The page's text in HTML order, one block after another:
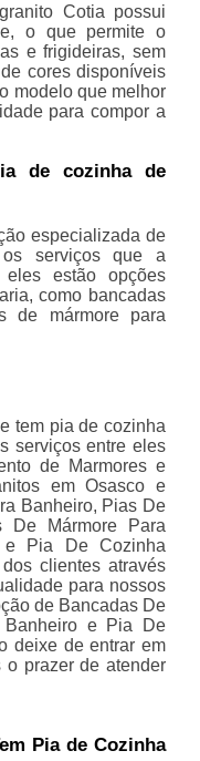
Cotia possui
o que permite o
e frigideiras, sem
cores disponíveis
modelo que melhor
para compor a
de cozinha de
especializada de
os serviços que a
eles estão opções
como bancadas
de mármore para
tem pia de cozinha
serviços entre eles
de Marmores e
em Osasco e
Banheiro, Pias De
De Mármore Para
e Pia De Cozinha
clientes através
para nossos
de Bancadas De
Banheiro e Pia De
deixe de entrar em
o prazer de atender
Pia de Cozinha